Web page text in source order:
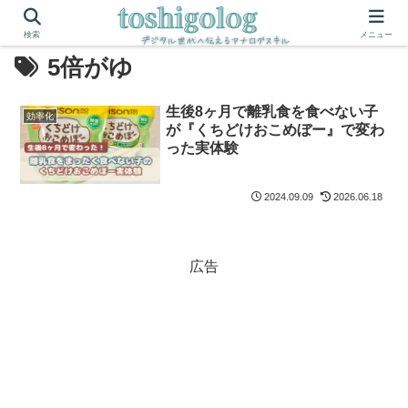
5倍がゆ
効率化
生後8ヶ月で離乳食を食べない子
が『くちどけおこめぼー』で変わ
った実体験
2024.09.09 2026.06.18
広告
検索 メニュー